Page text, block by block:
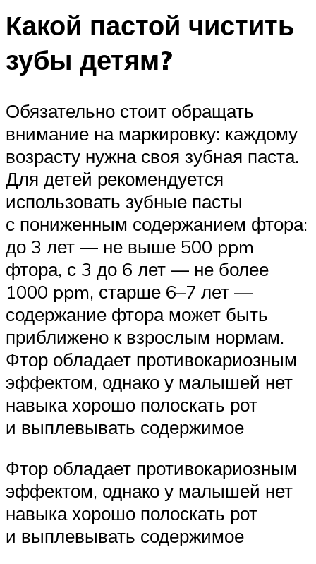
Какой пастой чистить
зубы детям?
Обязательно стоит обращать
внимание на маркировку: каждому
возрасту нужна своя зубная паста.
Для детей рекомендуется
использовать зубные пасты
с пониженным содержанием фтора:
до 3 лет — не выше 500 ppm
фтора, с 3 до 6 лет — не более
1000 ppm, старше 6–7 лет —
содержание фтора может быть
приближено к взрослым нормам.
Фтор обладает противокариозным
эффектом, однако у малышей нет
навыка хорошо полоскать рот
и выплевывать содержимое
Фтор обладает противокариозным
эффектом, однако у малышей нет
навыка хорошо полоскать рот
и выплевывать содержимое